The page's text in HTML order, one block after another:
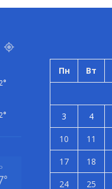
°
°
°
Пн Вт
3
4
10
11
17
18
24
25